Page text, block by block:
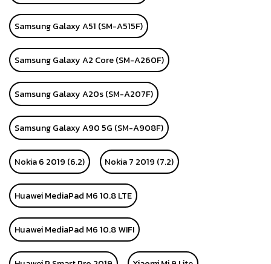
Samsung Galaxy A51 (SM-A515F)
Samsung Galaxy A2 Core (SM-A260F)
Samsung Galaxy A20s (SM-A207F)
Samsung Galaxy A90 5G (SM-A908F)
Nokia 6 2019 (6.2) Nokia 7 2019 (7.2)
Huawei MediaPad M6 10.8 LTE
Huawei MediaPad M6 10.8 WIFI